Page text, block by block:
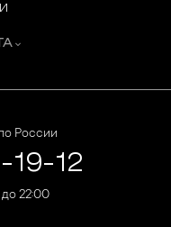
России
19-12
22:00